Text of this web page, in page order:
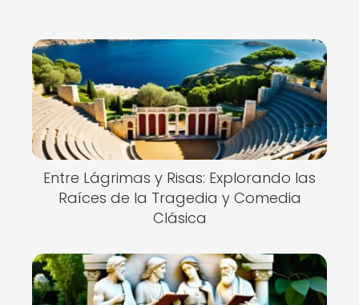
Entre Lágrimas y Risas: Explorando las
Raíces de la Tragedia y Comedia
Clásica